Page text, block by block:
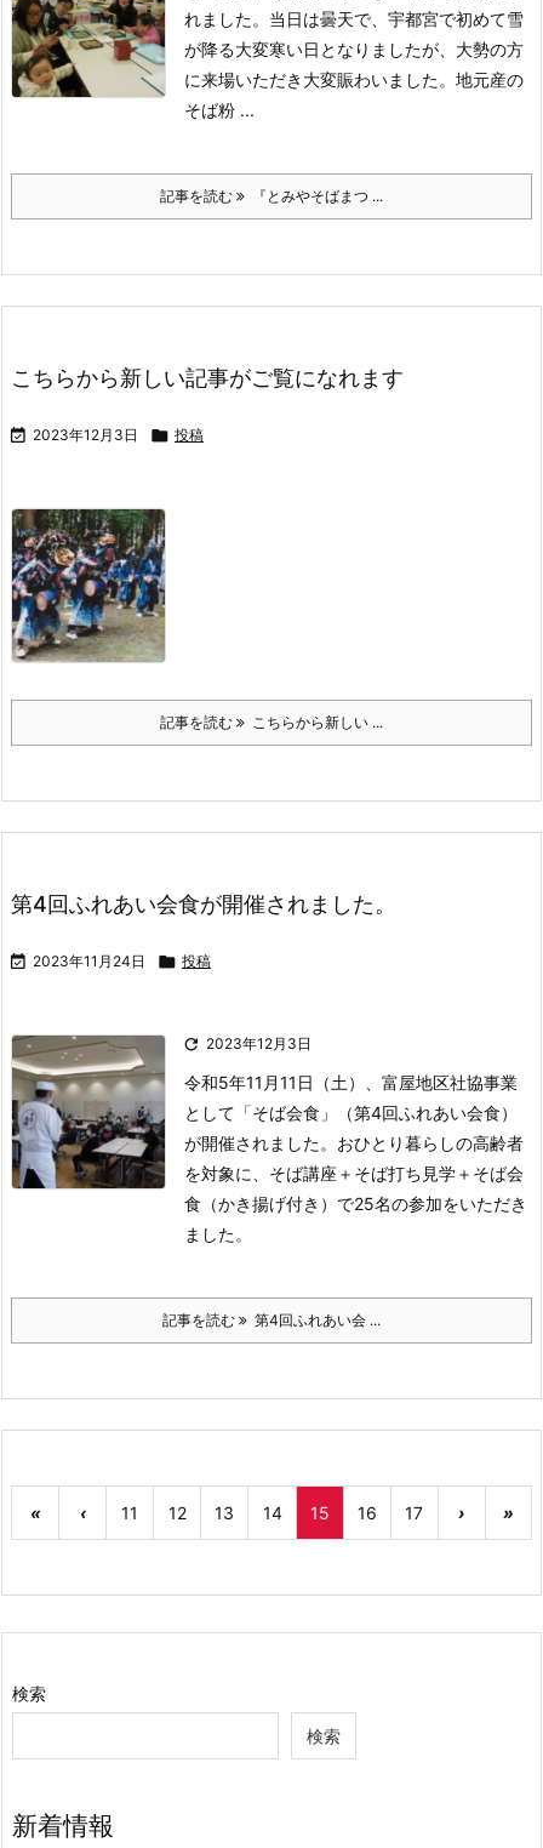
れました。 当日は曇天で、宇都宮で初めて雪
が降る大変寒い日となりましたが、大勢の方
に来場いただき大変賑わいました。 地元産の
そば粉 ...
記事を読む 『とみやそばまつ ...
こちらから新しい記事がご覧になれます
 2023年12月3日  投稿
記事を読む こちらから新しい ...
第4回ふれあい会食が開催されました。
 2023年11月24日  投稿
 2023年12月3日
令和5年11月11日（土）、富屋地区社協事業
として「そば会食」（第4回ふれあい会食）
が開催されました。 おひとり暮らしの高齢者
を対象に、そば講座＋そば打ち見学＋そば会
食（かき揚げ付き）で25名の参加をいただき
ました。
記事を読む 第4回ふれあい会 ...
« ‹ 11 12 13 14 15 16 17 › »
検索
検索
新着情報